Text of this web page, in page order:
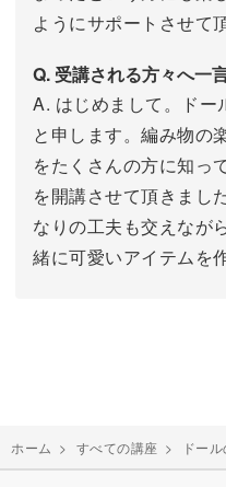
ようにサポートさせて
Q. 受講される方々へ一
A. はじめまして。ドー
と申します。編み物の
をたくさんの方に知っ
を開講させて頂きまし
なりの工夫も交えなが
緒に可愛いアイテムを
ホーム > すべての講座 > ドー